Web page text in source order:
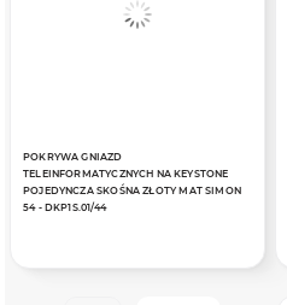
POKRYWA GNIAZD
TELEINFORMATYCZNYCH NA KEYSTONE
POJEDYNCZA SKOŚNA ZŁOTY MAT SIMON
54 - DKP1S.01/44